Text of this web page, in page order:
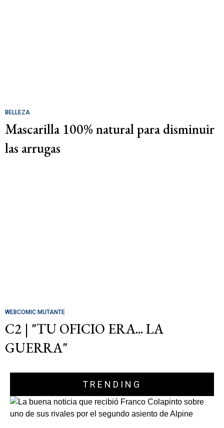
BELLEZA
Mascarilla 100% natural para disminuir
las arrugas
WEBCOMIC MUTANTE
C2 | "TU OFICIO ERA... LA
GUERRA"
TRENDING